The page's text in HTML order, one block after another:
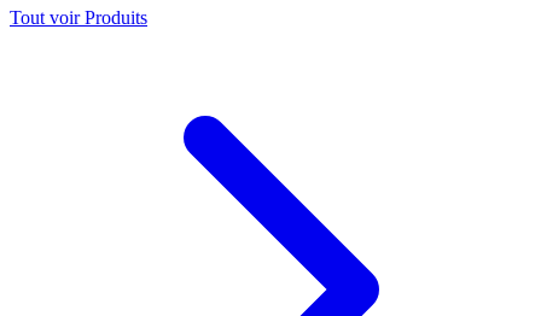
Tout voir Produits